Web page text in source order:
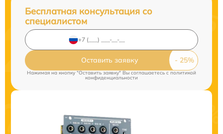
Бесплатная консультация со
специалистом
Оставить заявку
Нажимая на кнопку "Оставить заявку" Вы соглашаетесь cполитикой
конфиденциальности